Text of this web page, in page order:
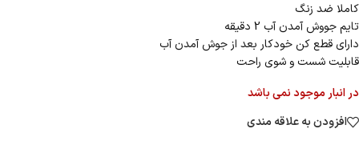
کاملا ضد زنگ
تایم جووش آمدن آب 2 دقیقه
دارای قطع کن خودکار بعد از جوش آمدن آب
قابلیت شست و شوی راحت
در انبار موجود نمی باشد
افزودن به علاقه مندی